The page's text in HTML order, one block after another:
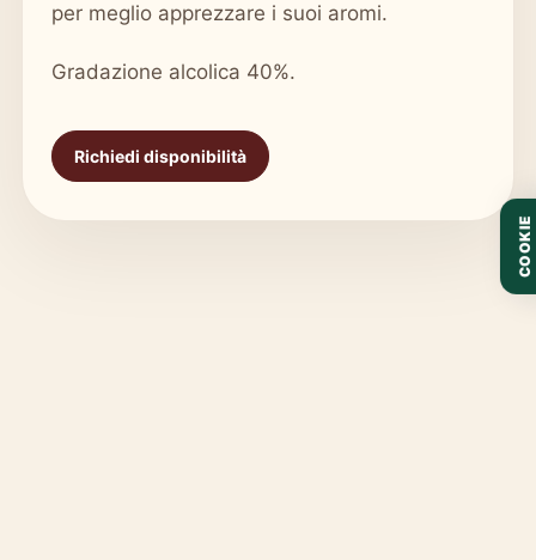
per meglio apprezzare i suoi aromi.
Gradazione alcolica 40%.
Richiedi disponibilità
COOKIE